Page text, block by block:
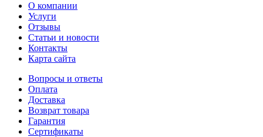
О компании
Услуги
Отзывы
Статьи и новости
Контакты
Карта сайта
Вопросы и ответы
Оплата
Доставка
Возврат товара
Гарантия
Сертификаты